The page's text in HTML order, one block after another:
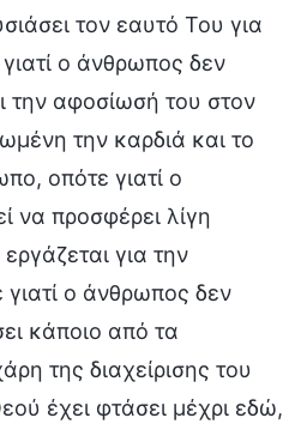
τον εαυτό Του για
ο άνθρωπος δεν
την αφοσίωσή του στον
την καρδιά και το
οπότε γιατί ο
να προσφέρει λίγη
για την
ο άνθρωπος δεν
κάποιο από τα
της διαχείρισης του
έχει φτάσει μέχρι εδώ,